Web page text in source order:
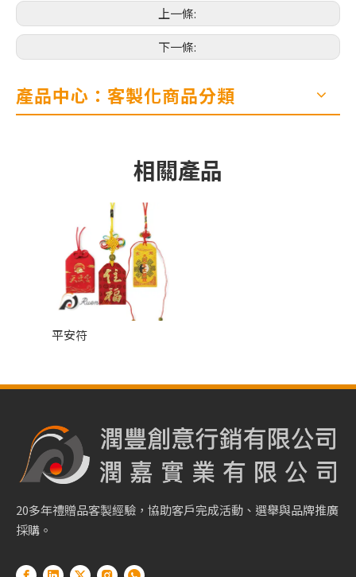
上一條:
下一條:
產品中心：客製化商品分類
相關產品
平安符
20多年禮贈品客製經驗，協助客戶完成活動、選舉與品牌推廣
採購。